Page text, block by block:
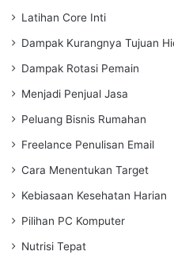
Latihan Core Inti
Dampak Kurangnya Tujuan
Dampak Rotasi Pemain
Menjadi Penjual Jasa
Peluang Bisnis Rumahan
Freelance Penulisan Email
Cara Menentukan Target
Kebiasaan Kesehatan Harian
Pilihan PC Komputer
Nutrisi Tepat